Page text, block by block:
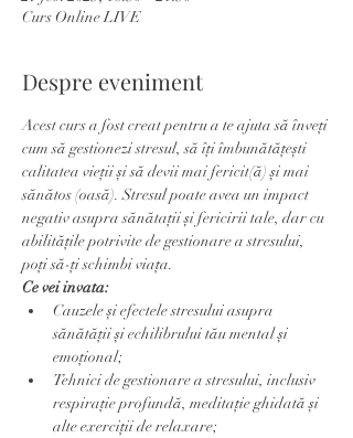
Curs Online LIVE
Despre eveniment
Acest curs a fost creat pentru a te ajuta să înveți
cum să gestionezi stresul, să îți îmbunătățești
calitatea vieții și să devii mai fericit(ă) și mai
sănătos (oasă). Stresul poate avea un impact
negativ asupra sănătații și fericirii tale, dar cu
abilitățile potrivite de gestionare a stresului,
poți să-ți schimbi viața.
Ce vei invata:
Cauzele și efectele stresului asupra
sănătății și echilibrului tău mental și
emoțional;
Tehnici de gestionare a stresului, inclusiv
respirație profundă, meditație ghidată și
alte exerciții de relaxare;